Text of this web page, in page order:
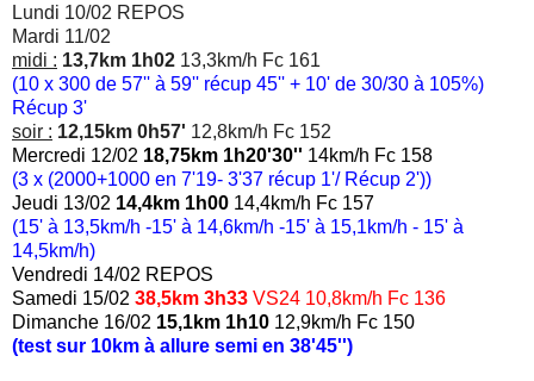
Lundi 10/02 REPOS
Mardi 11/02
midi : 13,7km 1h02 13,3km/h Fc 161
(10 x 300 de 57'' à 59'' récup 45'' + 10' de 30/30 à 105%)
Récup 3'
soir : 12,15km 0h57' 12,8km/h Fc 152
Mercredi 12/02 18,75km 1h20'30'' 14km/h Fc 158
(3 x (2000+1000 en 7'19- 3'37 récup 1'/ Récup 2'))
Jeudi 13/02 14,4km 1h00 14,4km/h Fc 157
(15' à 13,5km/h -15' à 14,6km/h -15' à 15,1km/h - 15' à
14,5km/h)
Vendredi 14/02 REPOS
Samedi 15/02 38,5km 3h33 VS24 10,8km/h Fc 136
Dimanche 16/02 15,1km 1h10 12,9km/h Fc 150
(test sur 10km à allure semi en 38'45'')